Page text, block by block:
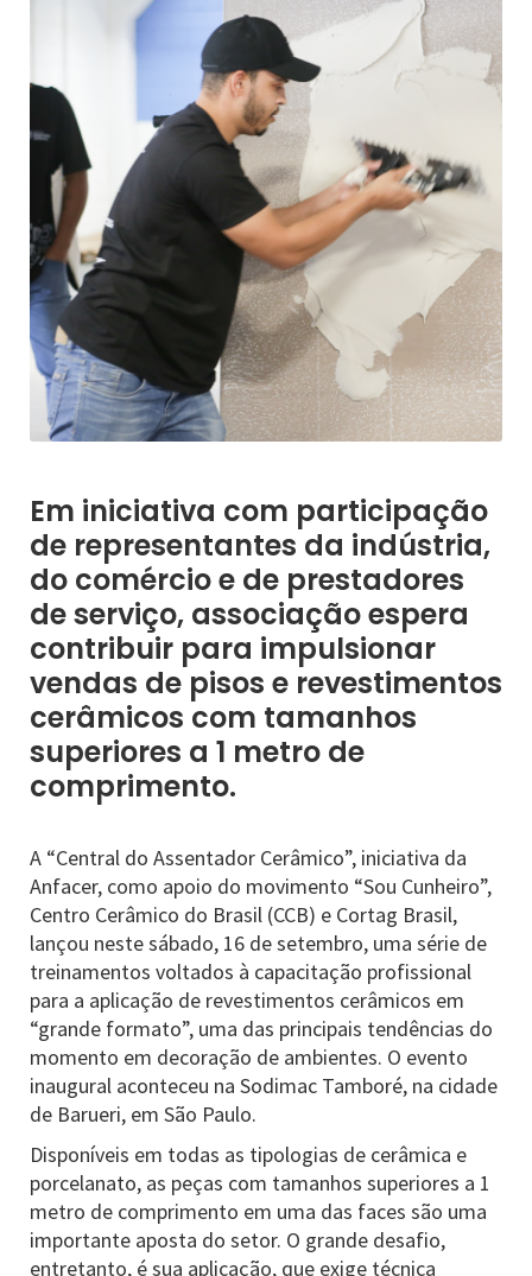
Em iniciativa com participação
de representantes da indústria,
do comércio e de prestadores
de serviço, associação espera
contribuir para impulsionar
vendas de pisos e revestimentos
cerâmicos com tamanhos
superiores a 1 metro de
comprimento.
A “Central do Assentador Cerâmico”, iniciativa da
Anfacer, como apoio do movimento “Sou Cunheiro”,
Centro Cerâmico do Brasil (CCB) e Cortag Brasil,
lançou neste sábado, 16 de setembro, uma série de
treinamentos voltados à capacitação profissional
para a aplicação de revestimentos cerâmicos em
“grande formato”, uma das principais tendências do
momento em decoração de ambientes. O evento
inaugural aconteceu na Sodimac Tamboré, na cidade
de Barueri, em São Paulo.
Disponíveis em todas as tipologias de cerâmica e
porcelanato, as peças com tamanhos superiores a 1
metro de comprimento em uma das faces são uma
importante aposta do setor. O grande desafio,
entretanto, é sua aplicação, que exige técnica